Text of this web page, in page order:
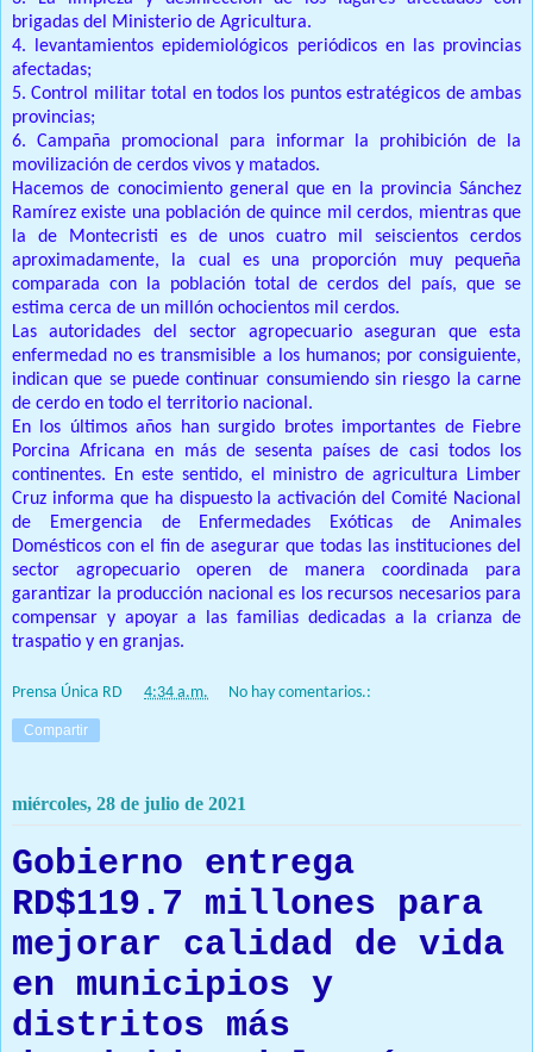
brigadas del Ministerio de Agricultura.
4. levantamientos epidemiológicos periódicos en las provincias
afectadas;
5. Control militar total en todos los puntos estratégicos de ambas
provincias;
6. Campaña promocional para informar la prohibición de la
movilización de cerdos vivos y matados.
Hacemos de conocimiento general que en la provincia Sánchez
Ramírez existe una población de quince mil cerdos, mientras que
la de Montecristi es de unos cuatro mil seiscientos cerdos
aproximadamente, la cual es una proporción muy pequeña
comparada con la población total de cerdos del país, que se
estima cerca de un millón ochocientos mil cerdos.
Las autoridades del sector agropecuario aseguran que esta
enfermedad no es transmisible a los humanos; por consiguiente,
indican que se puede continuar consumiendo sin riesgo la carne
de cerdo en todo el territorio nacional.
En los últimos años han surgido brotes importantes de Fiebre
Porcina Africana en más de sesenta países de casi todos los
continentes. En este sentido, el ministro de agricultura Limber
Cruz informa que ha dispuesto la activación del Comité Nacional
de Emergencia de Enfermedades Exóticas de Animales
Domésticos con el fin de asegurar que todas las instituciones del
sector agropecuario operen de manera coordinada para
garantizar la producción nacional es los recursos necesarios para
compensar y apoyar a las familias dedicadas a la crianza de
traspatio y en granjas.
Prensa Única RD 4:34 a.m. No hay comentarios.:
Compartir
miércoles, 28 de julio de 2021
Gobierno entrega
RD$119.7 millones para
mejorar calidad de vida
en municipios y
distritos más